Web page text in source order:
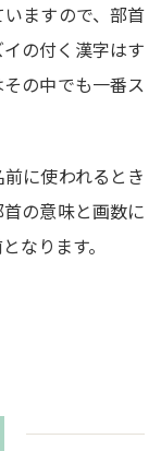
ますので、部首
の付く漢字はす
の中でも一番ス
に使われるとき
の意味と画数に
なります。